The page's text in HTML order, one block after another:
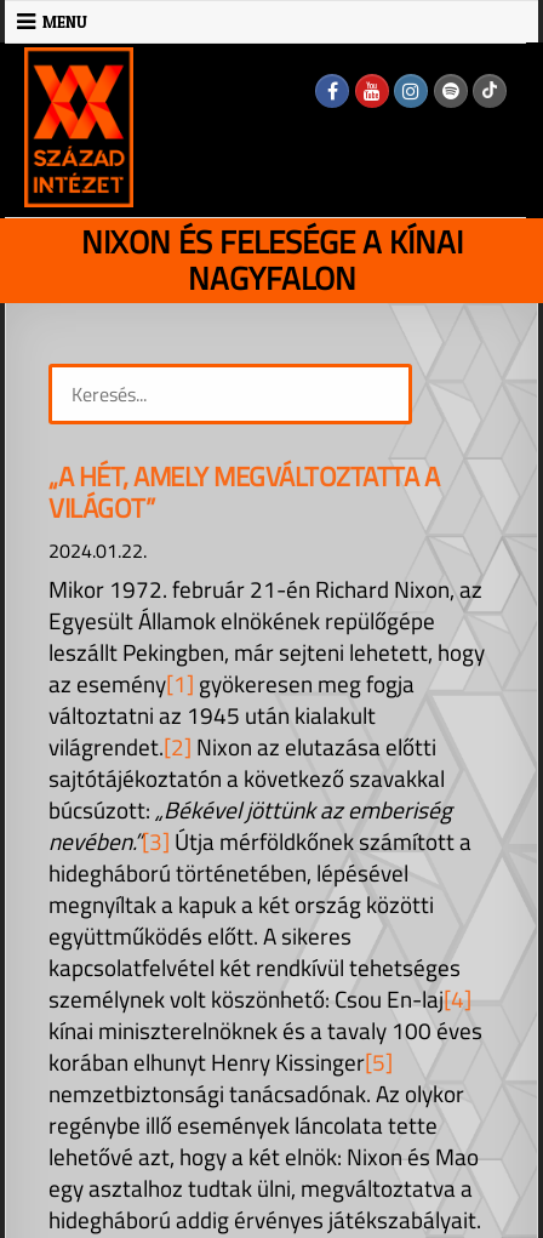
Skip
to
content
MENU
NIXON ÉS FELESÉGE A KÍNAI
NAGYFALON
„A HÉT, AMELY MEGVÁLTOZTATTA A
VILÁGOT”
2024.01.22.
Mikor 1972. február 21-én Richard Nixon, az
Egyesült Államok elnökének repülőgépe
leszállt Pekingben, már sejteni lehetett, hogy
az esemény[1] gyökeresen meg fogja
változtatni az 1945 után kialakult
világrendet.[2] Nixon az elutazása előtti
sajtótájékoztatón a következő szavakkal
búcsúzott: „Békével jöttünk az emberiség
nevében.”[3] Útja mérföldkőnek számított a
hidegháború történetében, lépésével
megnyíltak a kapuk a két ország közötti
együttműködés előtt. A sikeres
kapcsolatfelvétel két rendkívül tehetséges
személynek volt köszönhető: Csou En-laj[4]
kínai miniszterelnöknek és a tavaly 100 éves
korában elhunyt Henry Kissinger[5]
nemzetbiztonsági tanácsadónak. Az olykor
regénybe illő események láncolata tette
lehetővé azt, hogy a két elnök: Nixon és Mao
egy asztalhoz tudtak ülni, megváltoztatva a
hidegháború addig érvényes játékszabályait.